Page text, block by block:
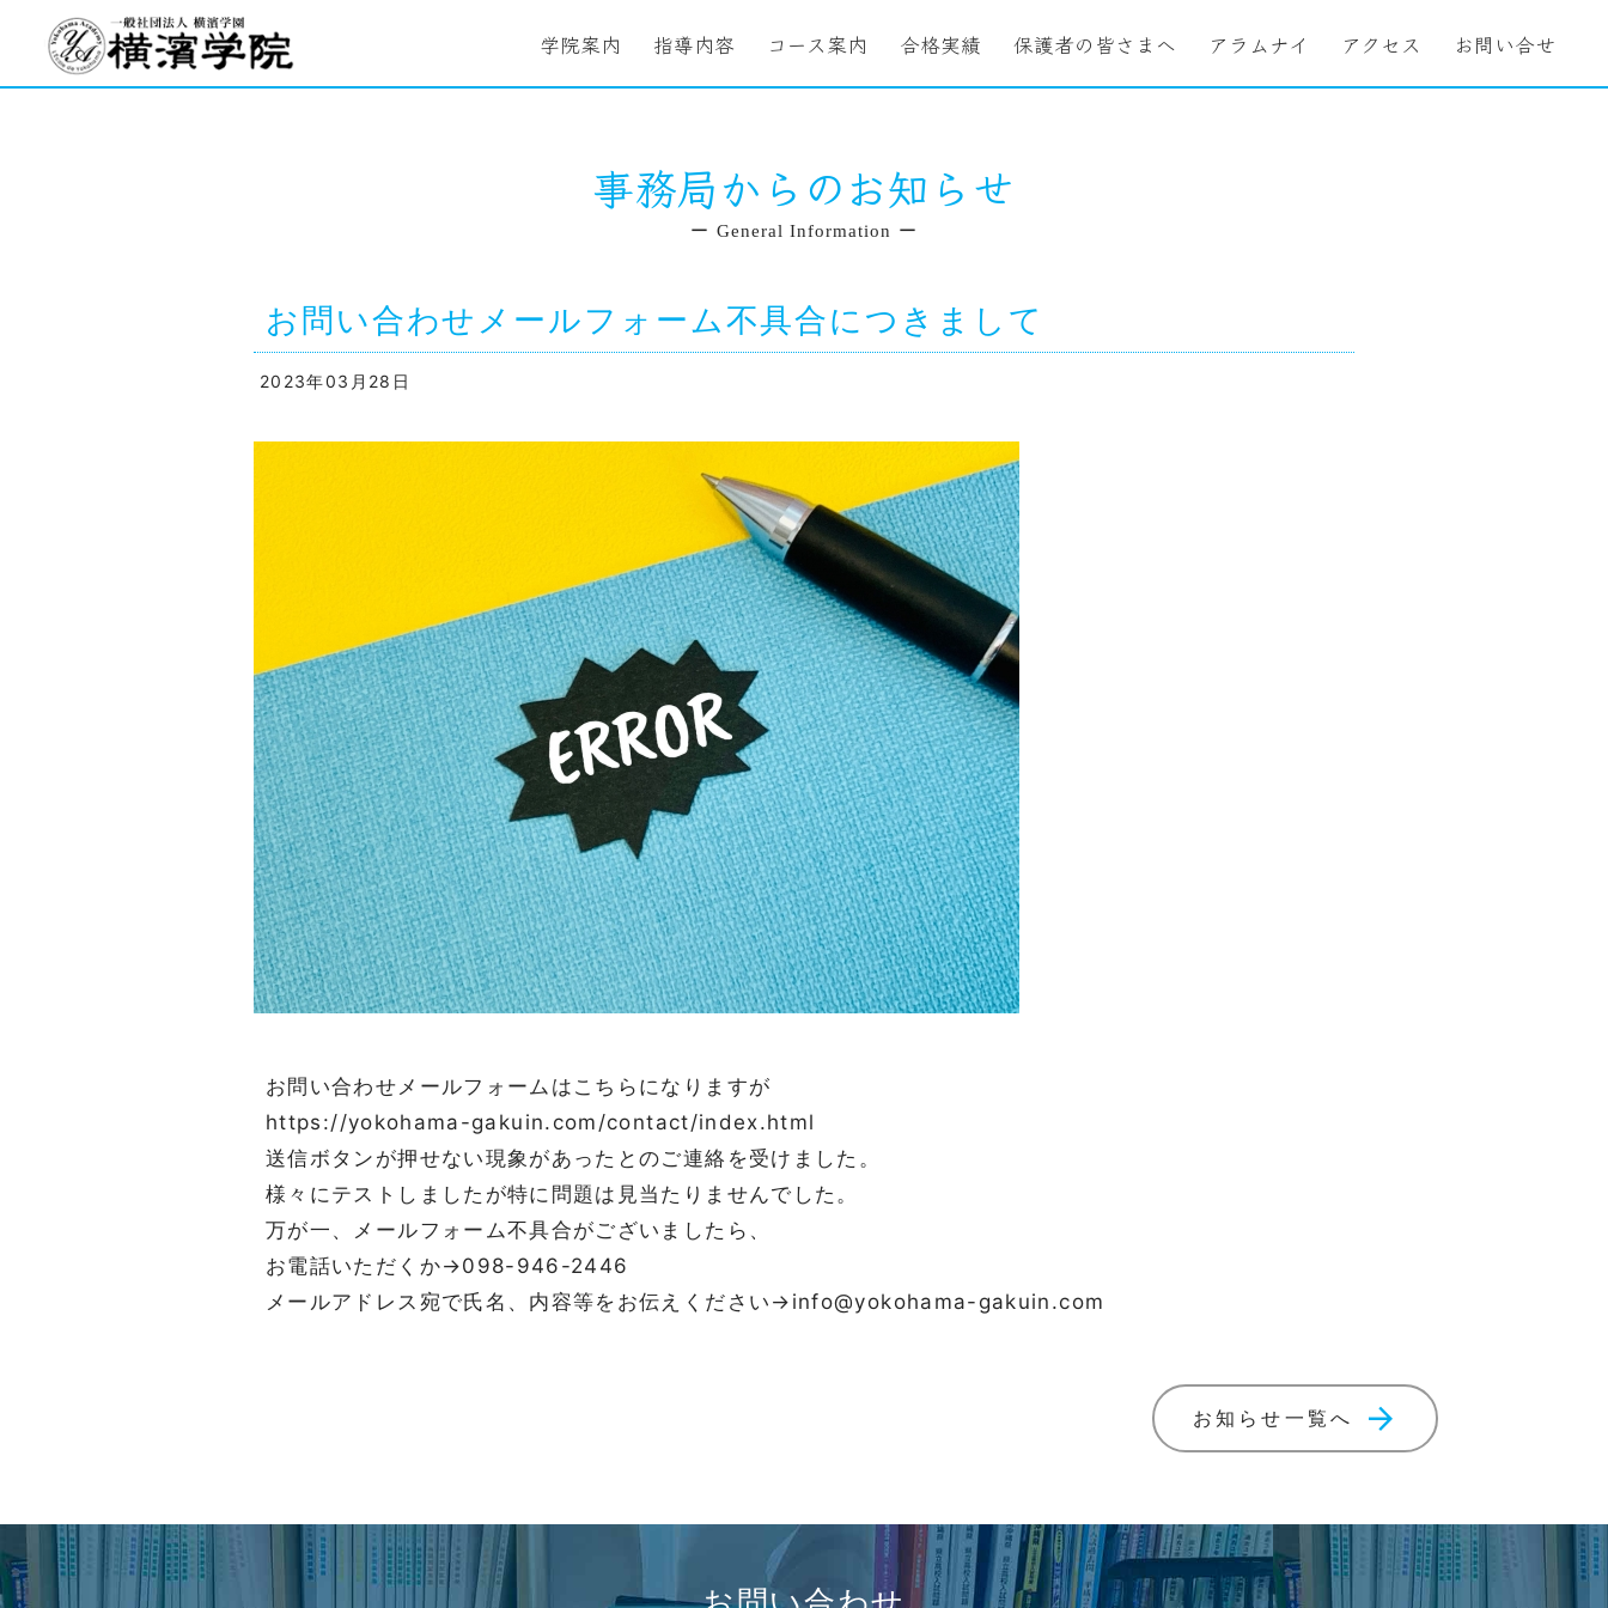
学院案内 指導内容 コース案内 合格実績 保護者の皆さまへ アラムナイ アクセス お問い合せ
事務局からのお知らせ
ー General Information ー
お問い合わせメールフォーム不具合につきまして
2023年03月28日
お問い合わせメールフォームはこちらになりますが
https://yokohama-gakuin.com/contact/index.html
送信ボタンが押せない現象があったとのご連絡を受けました。
様々にテストしましたが特に問題は見当たりませんでした。
万が一、メールフォーム不具合がございましたら、
お電話いただくか→098-946-2446
メールアドレス宛で氏名、内容等をお伝えください→info@yokohama-gakuin.com
お知らせ一覧へ arrow_forward